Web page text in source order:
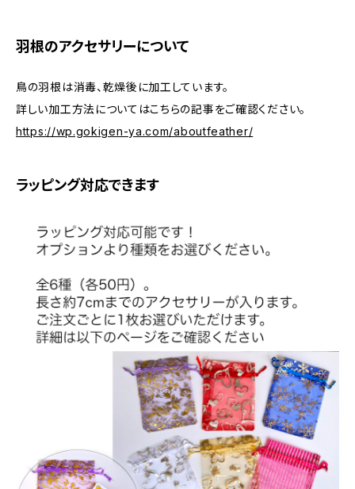
羽根のアクセサリーについて
鳥の羽根は消毒、乾燥後に加工しています。
詳しい加工方法についてはこちらの記事をご確認ください。
https://wp.gokigen-ya.com/aboutfeather/
ラッピング対応できます